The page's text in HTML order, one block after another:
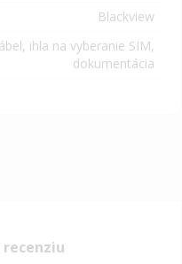
Blackview
ihla na vyberanie SIM,
dokumentácia